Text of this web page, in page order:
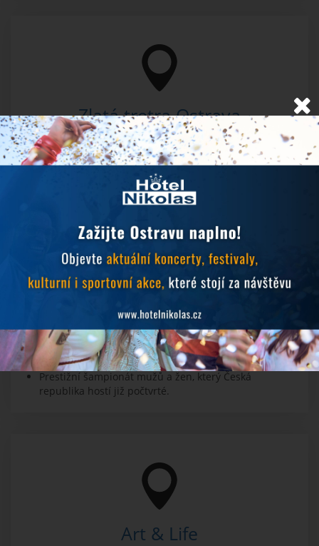
Zlatá tretra Ostrava
Datum: 16. 6. 2026
Místo konání:Městský stadion Vítkovice
65. ročník prestižního atletického mítinku.
Mistrovství světa v hokejbalu
Datum: 20. - 28. 6. 2026
Místo konání:Ostravar Aréna
Prestižní šampionát mužů a žen, který Česká
republika hostí již počtvrté.
Art & Life